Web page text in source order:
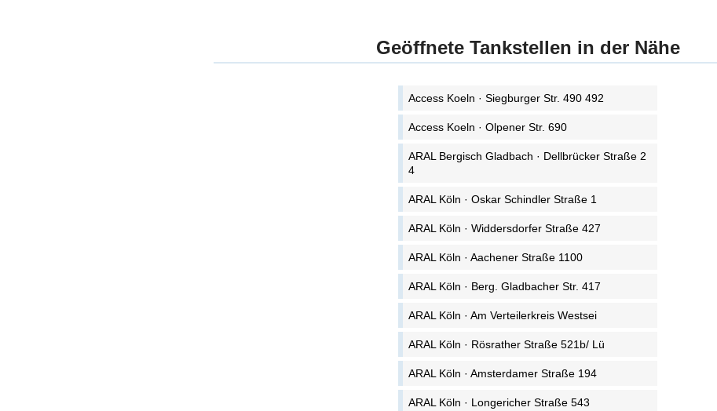
Geöffnete Tankstellen in der Nähe
Access Koeln · Siegburger Str. 490 492
Access Koeln · Olpener Str. 690
ARAL Bergisch Gladbach · Dellbrücker Straße 2
4
ARAL Köln · Oskar Schindler Straße 1
ARAL Köln · Widdersdorfer Straße 427
ARAL Köln · Aachener Straße 1100
ARAL Köln · Berg. Gladbacher Str. 417
ARAL Köln · Am Verteilerkreis Westsei
ARAL Köln · Rösrather Straße 521b/ Lü
ARAL Köln · Amsterdamer Straße 194
ARAL Köln · Longericher Straße 543